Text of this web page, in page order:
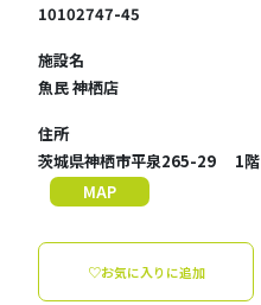
10102747-45
施設名
魚民 神栖店
住所
茨城県神栖市平泉265-29 1階
MAP
♡お気に入りに追加